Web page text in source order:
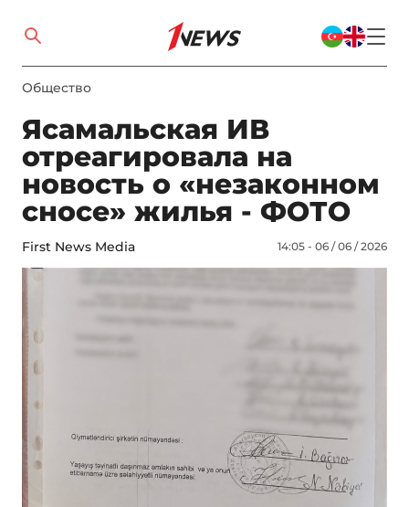
Общество
Ясамальская ИВ
отреагировала на
новость о «незаконном
сносе» жилья - ФОТО
First News Media 14:05 - 06 / 06 / 2026